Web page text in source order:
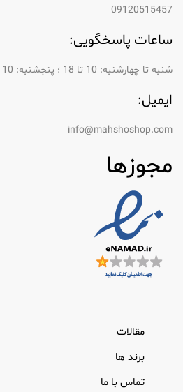
09120515457
ساعات پاسخگویی:
شنبه تا چهارشنبه: 10 تا 18 ؛ پنجشنبه: 10 تا 13
ایمیل:
info@mahshoshop.com
مجوزها
مقالات
برند ها
تماس با ما